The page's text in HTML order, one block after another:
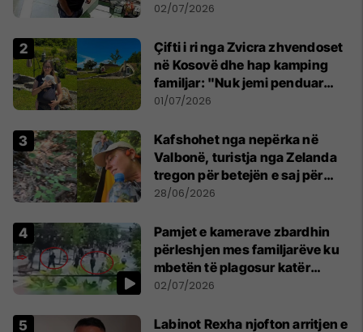
02/07/2026
Çifti i ri nga Zvicra zhvendoset
në Kosovë dhe hap kamping
familjar: "Nuk jemi penduar
asnjë ditë"
01/07/2026
Kafshohet nga nepërka në
Valbonë, turistja nga Zelanda
tregon për betejën e saj për
mbijetesë
28/06/2026
Pamjet e kamerave zbardhin
përleshjen mes familjarëve ku
mbetën të plagosur katër
persona
02/07/2026
Labinot Rexha njofton arritjen e